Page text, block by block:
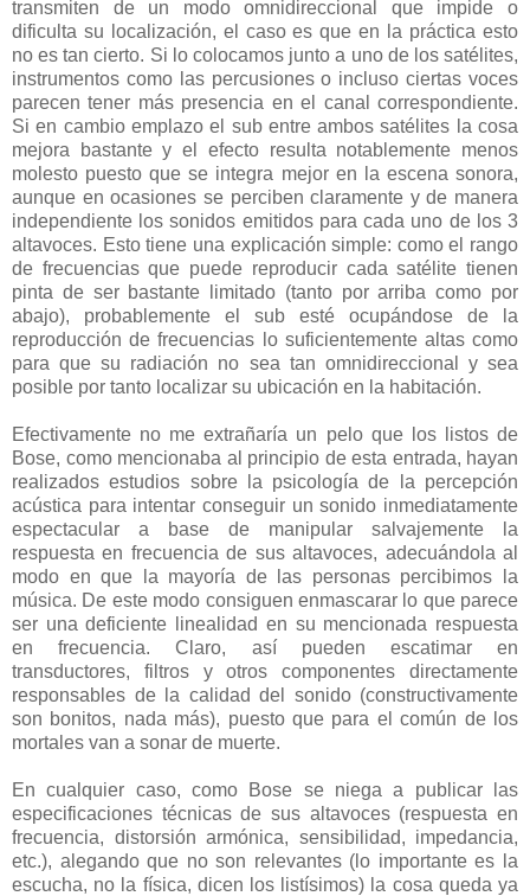
transmiten de un modo omnidireccional que impide o
dificulta su localización, el caso es que en la práctica esto
no es tan cierto. Si lo colocamos junto a uno de los satélites,
instrumentos como las percusiones o incluso ciertas voces
parecen tener más presencia en el canal correspondiente.
Si en cambio emplazo el sub entre ambos satélites la cosa
mejora bastante y el efecto resulta notablemente menos
molesto puesto que se integra mejor en la escena sonora,
aunque en ocasiones se perciben claramente y de manera
independiente los sonidos emitidos para cada uno de los 3
altavoces. Esto tiene una explicación simple: como el rango
de frecuencias que puede reproducir cada satélite tienen
pinta de ser bastante limitado (tanto por arriba como por
abajo), probablemente el sub esté ocupándose de la
reproducción de frecuencias lo suficientemente altas como
para que su radiación no sea tan omnidireccional y sea
posible por tanto localizar su ubicación en la habitación.
Efectivamente no me extrañaría un pelo que los listos de
Bose, como mencionaba al principio de esta entrada, hayan
realizados estudios sobre la psicología de la percepción
acústica para intentar conseguir un sonido inmediatamente
espectacular a base de manipular salvajemente la
respuesta en frecuencia de sus altavoces, adecuándola al
modo en que la mayoría de las personas percibimos la
música. De este modo consiguen enmascarar lo que parece
ser una deficiente linealidad en su mencionada respuesta
en frecuencia. Claro, así pueden escatimar en
transductores, filtros y otros componentes directamente
responsables de la calidad del sonido (constructivamente
son bonitos, nada más), puesto que para el común de los
mortales van a sonar de muerte.
En cualquier caso, como Bose se niega a publicar las
especificaciones técnicas de sus altavoces (respuesta en
frecuencia, distorsión armónica, sensibilidad, impedancia,
etc.), alegando que no son relevantes (lo importante es la
escucha, no la física, dicen los listísimos) la cosa queda ya